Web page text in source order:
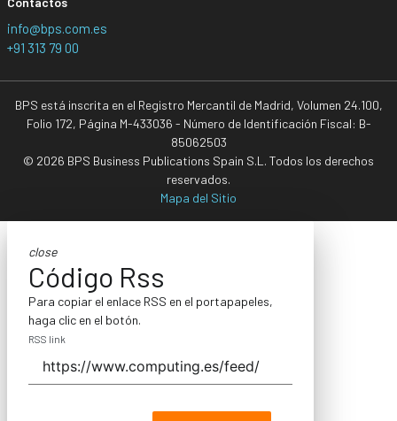
info@bps.com.es
+91 313 79 00
BPS está inscrita en el Registro Mercantil de Madrid, Volumen 24.100,
Folio 172, Página M-433036 - Número de Identificación Fiscal: B-
85062503
© 2026 BPS Business Publications Spain S.L. Todos los derechos
reservados.
Mapa del Sitio
close
Código Rss
Para copiar el enlace RSS en el portapapeles,
haga clic en el botón.
RSS link